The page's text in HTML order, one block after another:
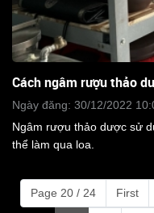
Cách ngâm rượu thảo
Ngày đăng: 30/12/2022
Ngâm rượu thảo dược sử
thể làm qua loa.
Page 20 / 24 First